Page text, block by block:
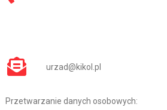
urzad@kikol.pl
Przetwarzanie danych osobowych: